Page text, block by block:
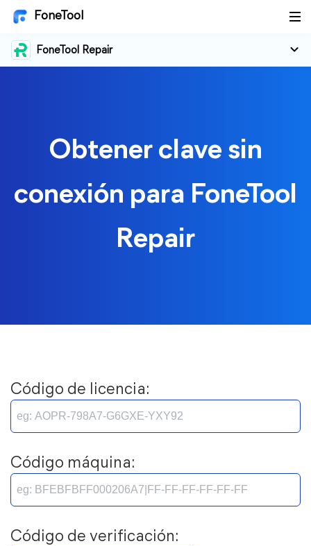
FoneTool
FoneTool Repair
Obtener clave sin
conexión para FoneTool
Repair
Código de licencia:
Código máquina:
Código de verificación: